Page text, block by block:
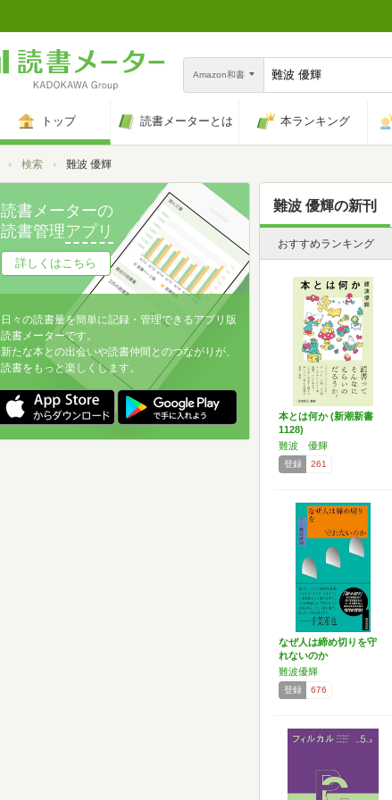
Amazon和書
トップ 読書メーターとは 本ランキング
トップ検索 難波 優輝
難波 優輝の新刊
おすすめランキング
本とは何か (新潮新書
1128)
難波 優輝
登録 261
なぜ人は締め切りを守
れないのか
難波優輝
登録 676
読書メーターの
読書管理アプリ
詳しくはこちら
日々の読書量を簡単に記録・管理できるアプリ版
読書メーターです。
新たな本との出会いや読書仲間とのつながりが、
読書をもっと楽しくします。